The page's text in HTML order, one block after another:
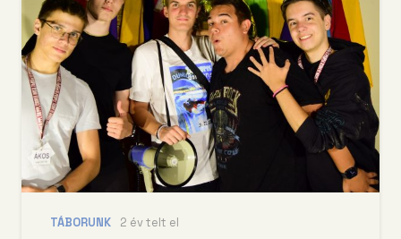
TÁBORUNK 2 év telt el